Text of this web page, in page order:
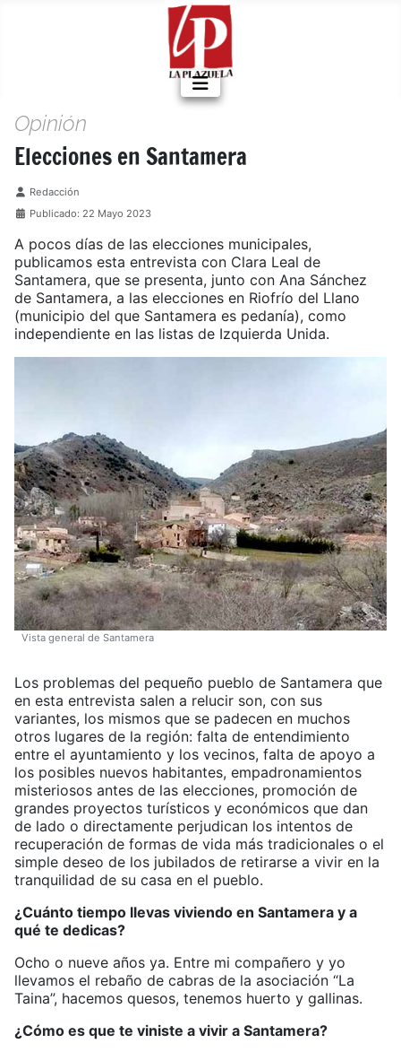
Opinión
Elecciones en Santamera
Detalles
Redacción
Publicado: 22 Mayo 2023
A pocos días de las elecciones municipales,
publicamos esta entrevista con Clara Leal de
Santamera, que se presenta, junto con Ana Sánchez
de Santamera, a las elecciones en Riofrío del Llano
(municipio del que Santamera es pedanía), como
independiente en las listas de Izquierda Unida.
Vista general de Santamera
Los problemas del pequeño pueblo de Santamera que
en esta entrevista salen a relucir son, con sus
variantes, los mismos que se padecen en muchos
otros lugares de la región: falta de entendimiento
entre el ayuntamiento y los vecinos, falta de apoyo a
los posibles nuevos habitantes, empadronamientos
misteriosos antes de las elecciones, promoción de
grandes proyectos turísticos y económicos que dan
de lado o directamente perjudican los intentos de
recuperación de formas de vida más tradicionales o el
simple deseo de los jubilados de retirarse a vivir en la
tranquilidad de su casa en el pueblo.
¿Cuánto tiempo llevas viviendo en Santamera y a
qué te dedicas?
Ocho o nueve años ya. Entre mi compañero y yo
llevamos el rebaño de cabras de la asociación “La
Taina”, hacemos quesos, tenemos huerto y gallinas.
¿Cómo es que te viniste a vivir a Santamera?